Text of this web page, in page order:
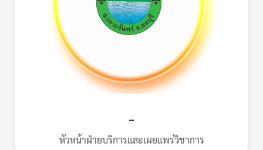
–
หัวหน้าฝ่ายบริการและเผยแพร่วิชาการ